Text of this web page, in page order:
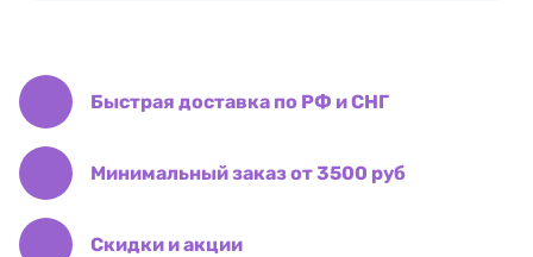
Быстрая доставка по РФ и СНГ
Минимальный заказ от 3500 руб
Скидки и акции